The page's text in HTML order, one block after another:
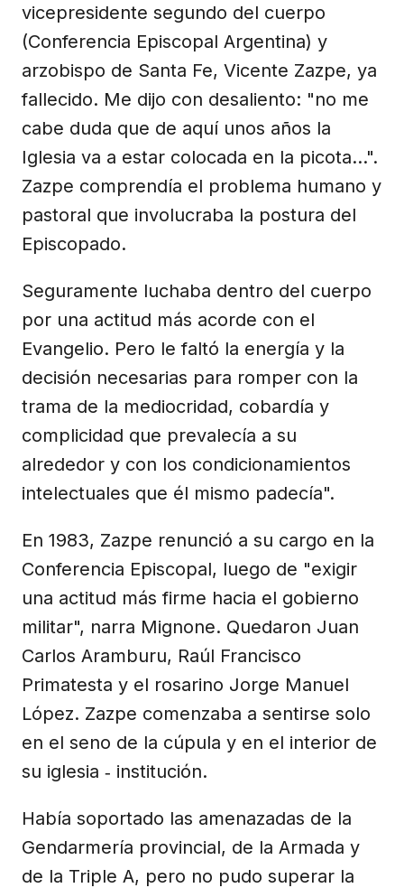
vicepresidente segundo del cuerpo
(Conferencia Episcopal Argentina) y
arzobispo de Santa Fe, Vicente Zazpe, ya
fallecido. Me dijo con desaliento: "no me
cabe duda que de aquí unos años la
Iglesia va a estar colocada en la picota...".
Zazpe comprendía el problema humano y
pastoral que involucraba la postura del
Episcopado.
Seguramente luchaba dentro del cuerpo
por una actitud más acorde con el
Evangelio. Pero le faltó la energía y la
decisión necesarias para romper con la
trama de la mediocridad, cobardía y
complicidad que prevalecía a su
alrededor y con los condicionamientos
intelectuales que él mismo padecía".
En 1983, Zazpe renunció a su cargo en la
Conferencia Episcopal, luego de "exigir
una actitud más firme hacia el gobierno
militar", narra Mignone. Quedaron Juan
Carlos Aramburu, Raúl Francisco
Primatesta y el rosarino Jorge Manuel
López. Zazpe comenzaba a sentirse solo
en el seno de la cúpula y en el interior de
su iglesia ‑ institución.
Había soportado las amenazadas de la
Gendarmería provincial, de la Armada y
de la Triple A, pero no pudo superar la